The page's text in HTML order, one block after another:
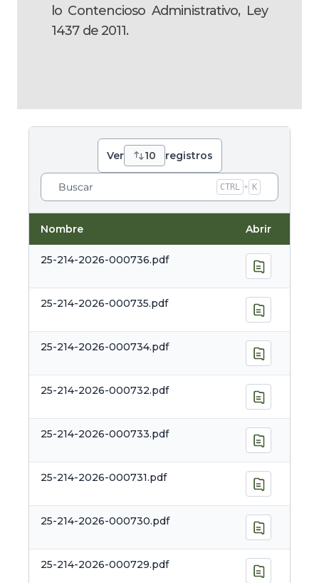
lo Contencioso Administrativo, Ley
1437 de 2011.
Ver 10 registros
Buscar CTRL + K
Nombre Abrir
25-214-2026-000736.pdf
25-214-2026-000735.pdf
25-214-2026-000734.pdf
25-214-2026-000732.pdf
25-214-2026-000733.pdf
25-214-2026-000731.pdf
25-214-2026-000730.pdf
25-214-2026-000729.pdf